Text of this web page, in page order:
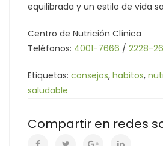
equilibrada y un estilo de vida
Centro de Nutrición Clínica
Teléfonos: 4001-7666 / 2228-
Etiquetas: consejos, habitos,
saludable
Compartir en redes